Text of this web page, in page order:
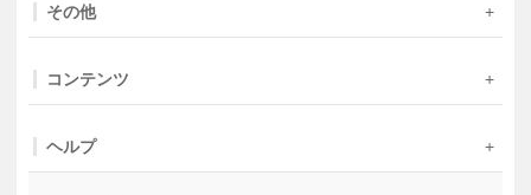
その他
コンテンツ
ヘルプ